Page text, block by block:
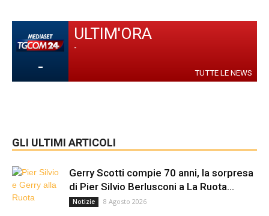
-
ULTIM'ORA
-
TUTTE LE NEWS
GLI ULTIMI ARTICOLI
Gerry Scotti compie 70 anni, la sorpresa
di Pier Silvio Berlusconi a La Ruota...
Notizie 8 Agosto 2026